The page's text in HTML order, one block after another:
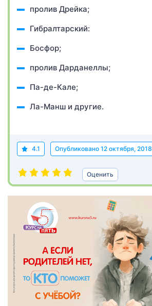
пролив Дрейка;
Гибралтарский:
Босфор;
пролив Дарданеллы;
Па-де-Кале;
Ла-Манш и другие.
4.1 Опубликовано 12 октября, 2018
Оценить